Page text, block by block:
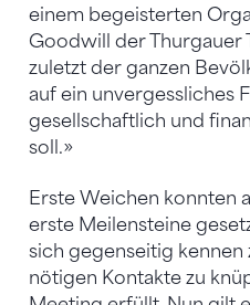
einem begeisterten
Goodwill der Thurgauer
zuletzt der ganzen
auf ein unvergessliches
gesellschaftlich und
soll.»
Erste Weichen konnten
erste Meilensteine
sich gegenseitig kennen
nötigen Kontakte zu